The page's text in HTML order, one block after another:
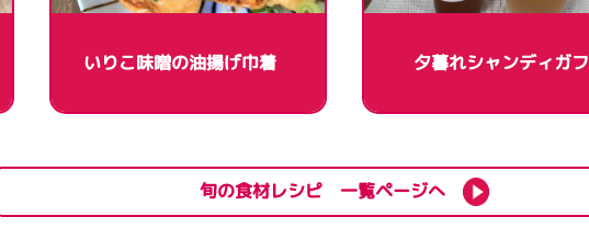
いりこ味噌の油揚げ巾着 夕暮れシャンディガフ
旬の食材レシピ 一覧ページへ